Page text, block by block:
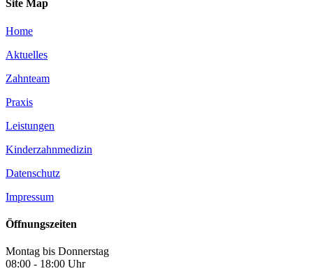
Site Map
Home
Aktuelles
Zahnteam
Praxis
Leistungen
Kinderzahnmedizin
Datenschutz
Impressum
Öffnungszeiten
Montag bis Donnerstag
08:00 - 18:00 Uhr